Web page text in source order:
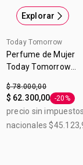
Explorar
Today Tomorrow
Perfume de Mujer
Today Tomorrow
$ 78.000,00
$ 62.300,00 Etiqueta
-20%
precio sin
nacionales